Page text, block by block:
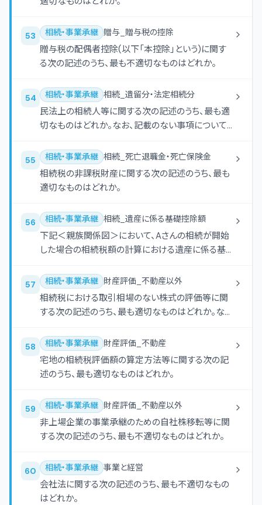
53 相続・事業承継 贈与_贈与税の控除
贈与税の配偶者控除(以下「本控除」という)に関す
る次の記述のうち、最も不適切なものはどれか。
54 相続・事業承継 相続_遺留分・法定相続分
民法上の相続人等に関する次の記述のうち、最も適
切なものはどれか。なお、記載のない事項について
55 相続・事業承継 相続_死亡退職金・死亡保険金
相続税の非課税財産に関する次の記述のうち、最も
適切なものはどれか。
56 相続・事業承継 相続_遺産に係る基礎控除額
下記＜親族関係図＞において、Aさんの相続が開始
した場合の相続税額の計算における遺産に係る基
さんはAさんの相続開始前に死亡している。また、Eさ
んは、Aさんの普通養子（特別養子縁組以外の縁組
による養子）であり、相続の放棄をしている。
57 相続・事業承継 財産評価_不動産以外
相続税における取引相場のない株式の評価等に関
する次の記述のうち、最も適切なものはどれか。な
式には該当しないものとする。
58 相続・事業承継 財産評価_不動産
宅地の相続税評価額の算定方法等に関する次の記
述のうち、最も適切なものはどれか。
59 相続・事業承継 財産評価_不動産以外
非上場企業の事業承継のための自社株移転等に関
する次の記述のうち、最も不適切なものはどれか。
60 相続・事業承継 事業と経営
会社法に関する次の記述のうち、最も不適切なもの
はどれか。